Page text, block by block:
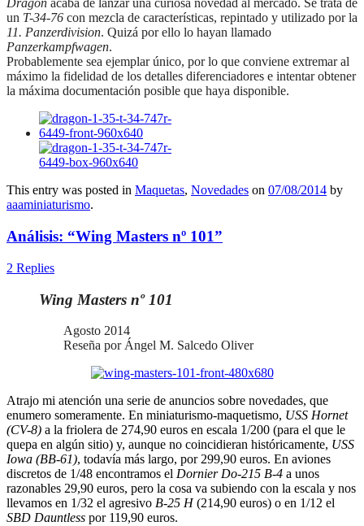
Dragon acaba de lanzar una curiosa novedad al mercado. Se trata de
un T-34-76 con mezcla de características, repintado y utilizado por la
11. Panzerdivision. Quizá por ello lo hayan llamado
Panzerkampfwagen.
Probablemente sea ejemplar único, por lo que conviene extremar al
máximo la fidelidad de los detalles diferenciadores e intentar obtener
la máxima documentación posible que haya disponible.
This entry was posted in Maquetas, Novedades on 07/08/2014 by
aaaminiaturismo.
Análisis: “Wing Masters nº 101”
2 Replies
Wing Masters nº 101
Agosto 2014
Reseña por Ángel M. Salcedo Oliver
Atrajo mi atención una serie de anuncios sobre novedades, que
enumero someramente. En miniaturismo-maquetismo, USS Hornet
(CV-8) a la friolera de 274,90 euros en escala 1/200 (para el que le
quepa en algún sitio) y, aunque no coincidieran históricamente, USS
Iowa (BB-61), todavía más largo, por 299,90 euros. En aviones
discretos de 1/48 encontramos el Dornier Do-215 B-4 a unos
razonables 29,90 euros, pero la cosa va subiendo con la escala y nos
llevamos en 1/32 el agresivo B-25 H(214,90 euros) o en 1/12 el
SBD Dauntless por 119,90 euros.